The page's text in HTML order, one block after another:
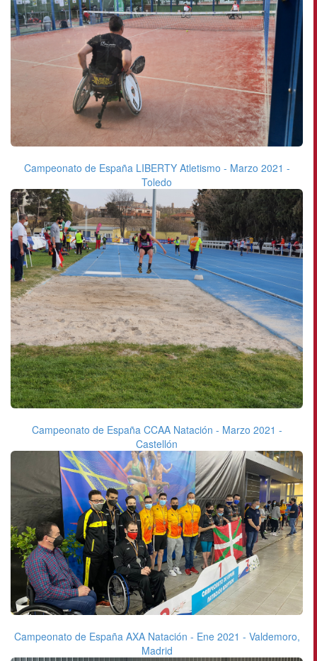
Campeonato de España LIBERTY Atletismo - Marzo 2021 -
Toledo
Campeonato de España CCAA Natación - Marzo 2021 -
Castellón
Campeonato de España AXA Natación - Ene 2021 - Valdemoro,
Madrid